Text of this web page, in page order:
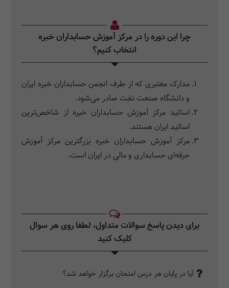
چرا این دوره را در مرکز آموزش حسابداران خبره
انتخاب کنیم؟
مدارک معتبری که از طرف انجمن حسابداران خبره ایران
و دانشگاه صنعت نفت صادر می‌شود.
اساتید مرکز آموزش حسابداران خبره از شاخص‌ترین
اساتید ایران هستند.
مرکز آموزش حسابداران خبره بزرگترین مرکز آموزش
حرفه‌ای حسابداری و مالی در ایران است.
برای دیدن پاسخ سوالات متداول، لطفا روی هر سوال
کلیک کنید‎
آیا در پایان هر درس امتحان برگزار خواهد شد؟